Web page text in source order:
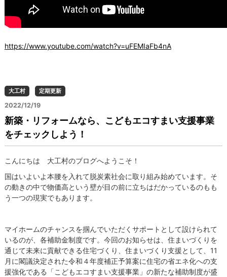
https://www.youtube.com/watch?v=uFEMIaFb4nA
大工村 定期更新
2022/12/19
新築・リフォームなら、こどもエコすまい支援事業
をチェックしよう！
こんにちは 大工村のブログへようこそ！
国はいよいよ本腰を入れて脱炭素社会に取り組み始めています。そ
の動きの中で物価高という壁が目の前に立ちはだかっているのもも
う一つの現実でもあります。
マイホームのチャンスを掴んでいただくサポートとして設けられて
いるのが、各補助金制度です。今回のお知らせは、住まいづくりを
通じて未来に貢献できる住宅づくり、住まいづくり支援として、11
月に閣議決定された令和４年度補正予算案に住宅の省エネ化への支
援強化である「こどもエコすまい支援事業」の新たな補助制度が盛